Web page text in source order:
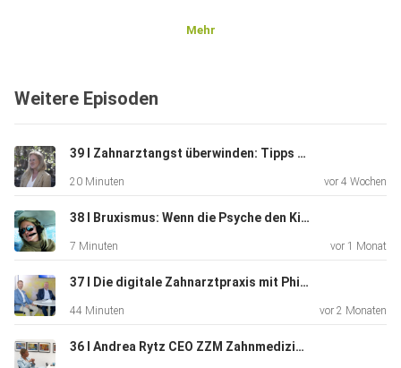
Mehr
Weitere Episoden
39 I Zahnarztangst überwinden: Tipps von Traumatherapeutin Dr. Marion Venus
20 Minuten vor 4 Wochen
38 I Bruxismus: Wenn die Psyche den Kiefer steuert – mit Dr. Marion Venus
7 Minuten vor 1 Monat
37 I Die digitale Zahnarztpraxis mit Philipp Schulze zur Wiesch und Andy Vetterli von Dentsply Sirona Schweiz
44 Minuten vor 2 Monaten
36 I Andrea Rytz CEO ZZM Zahnmedizin Universität Zürich : «Wir wollen den Stolz zurückbringen – ohne Arroganz»